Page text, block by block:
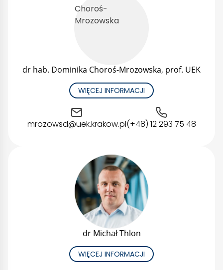
dr hab. Dominika Choroś-Mrozowska, prof. UEK
WIĘCEJ INFORMACJI
mrozowsd@uek.krakow.pl(+48) 12 293 75 48
dr Michał Thlon
WIĘCEJ INFORMACJI